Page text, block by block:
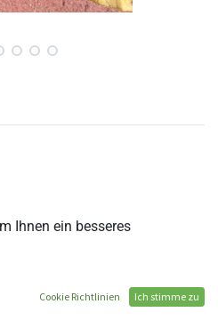
Ihnen ein besseres
Cookie Richtlinien Ich stimme zu